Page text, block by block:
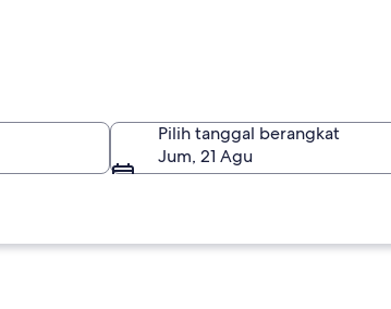
Pilih tanggal berangkat
Jum, 21 Agu